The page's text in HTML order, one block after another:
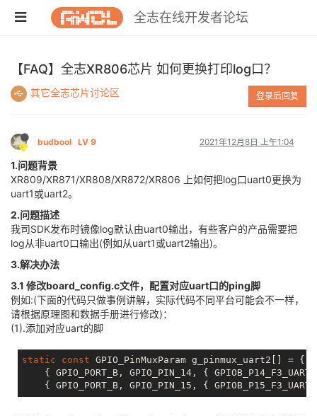
全志在线开发者论坛
【FAQ】全志XR806芯片 如何更换打印log口？
其它全志芯片讨论区 登录后回复
budbool LV 9 2021年12月8日 上午1:04
1.问题背景
XR809/XR871/XR808/XR872/XR806 上如何把log口uart0更换为
uart1或uart2。
2.问题描述
我司SDK发布时镜像log默认由uart0输出，有些客户的产品需要把
log从非uart0口输出(例如从uart1或uart2输出)。
3.解决办法
3.1 修改board_config.c文件，配置对应uart口的ping脚
例如:(下面的代码只做事例讲解，实际代码不同平台可能会不一样，
请根据原理图和数据手册进行修改)：
(1).添加对应uart的脚
static const GPIO_PinMuxParam g_pinmux_uart2[] = {
{ GPIO_PORT_B, GPIO_PIN_14, {
{ GPIO_PORT_B, GPIO_PIN_15, {